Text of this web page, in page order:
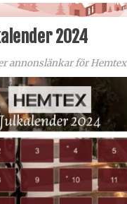
2024
annonslänkar för Hemtex